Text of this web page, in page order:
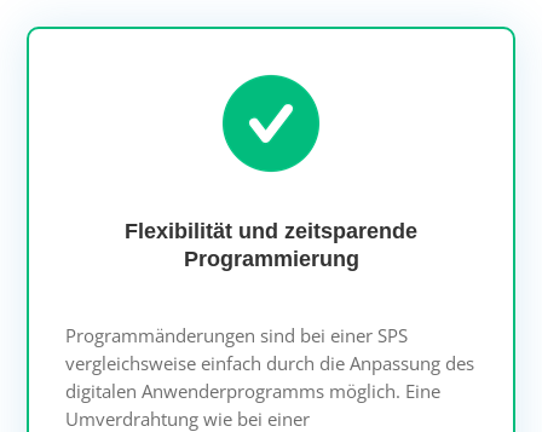
Flexibilität und zeitsparende
Programmierung
Programmänderungen sind bei einer SPS
vergleichsweise einfach durch die Anpassung des
digitalen Anwenderprogramms möglich. Eine
Umverdrahtung wie bei einer